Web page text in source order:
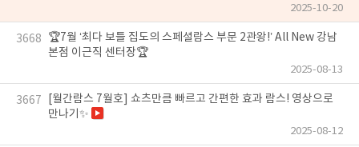
2025-10-20
3668
🏆7월 ‘최다 보틀 집도의 스페셜람스 부문 2관왕!’ All New 강남
본점 이근직 센터장🏆
2025-08-13
3667
[월간람스 7월호] 쇼츠만큼 빠르고 간편한 효과 람스! 영상으로
만나기✨
2025-08-12